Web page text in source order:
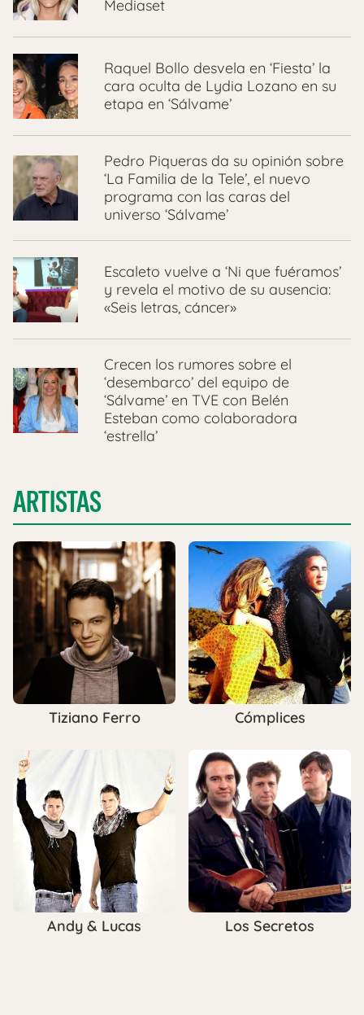
Mediaset
Raquel Bollo desvela en ‘Fiesta’ la
cara oculta de Lydia Lozano en su
etapa en ‘Sálvame’
Pedro Piqueras da su opinión sobre
‘La Familia de la Tele’, el nuevo
programa con las caras del
universo ‘Sálvame’
Escaleto vuelve a ‘Ni que fuéramos’
y revela el motivo de su ausencia:
«Seis letras, cáncer»
Crecen los rumores sobre el
‘desembarco’ del equipo de
‘Sálvame’ en TVE con Belén
Esteban como colaboradora
‘estrella’
ARTISTAS
Tiziano Ferro Cómplices
Andy & Lucas Los Secretos